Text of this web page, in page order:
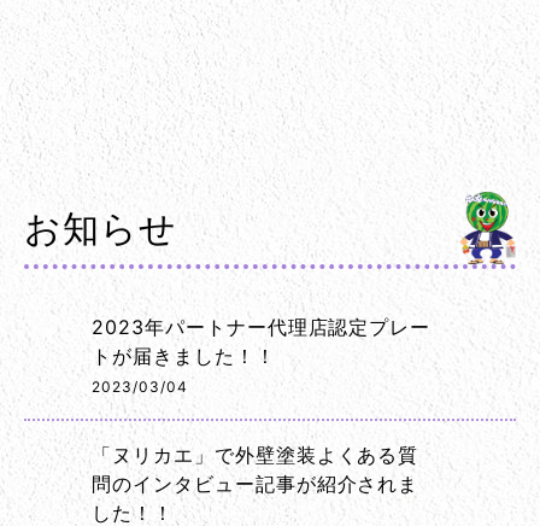
お知らせ
2023年パートナー代理店認定プレー
トが届きました！！
2023/03/04
「ヌリカエ」で外壁塗装よくある質
問のインタビュー記事が紹介されま
した！！